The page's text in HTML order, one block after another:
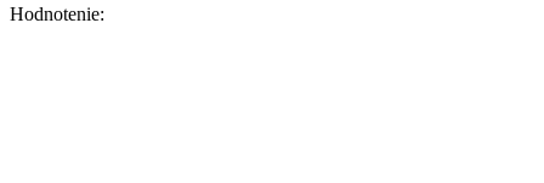
Hodnotenie: